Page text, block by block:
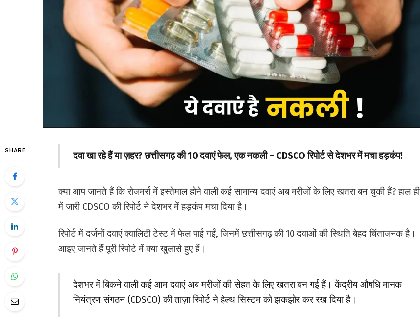
SHARE दवा खा रहे हैं या ज़हर? छत्तीसगढ़ की 10 दवाएं फेल, एक नकली – CDSCO रिपोर्ट से देशभर में मचा हड़कंप!
क्या आप जानते हैं कि रोजमर्रा में इस्तेमाल होने वाली कई सामान्य दवाएं अब मरीजों के लिए खतरा बन चुकी हैं? हाल ही
में जारी CDSCO की रिपोर्ट ने देशभर में हड़कंप मचा दिया है।
रिपोर्ट में दर्जनों दवाएं क्वालिटी टेस्ट में फेल पाई गईं, जिनमें छत्तीसगढ़ की 10 दवाओं की स्थिति बेहद चिंताजनक है।
आइए जानते हैं पूरी रिपोर्ट में क्या खुलासे हुए हैं।
देशभर में बिकने वाली कई आम दवाएं अब मरीजों की सेहत के लिए खतरा बन गई हैं। केंद्रीय औषधि मानक
नियंत्रण संगठन (CDSCO) की ताज़ा रिपोर्ट ने हेल्थ सिस्टम को झकझोर कर रख दिया है।